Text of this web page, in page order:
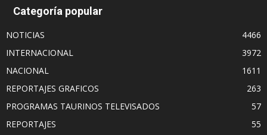
Categoría popular
NOTICIAS
4466
INTERNACIONAL
3972
NACIONAL
1611
REPORTAJES GRAFICOS
263
PROGRAMAS TAURINOS TELEVISADOS
57
REPORTAJES
55